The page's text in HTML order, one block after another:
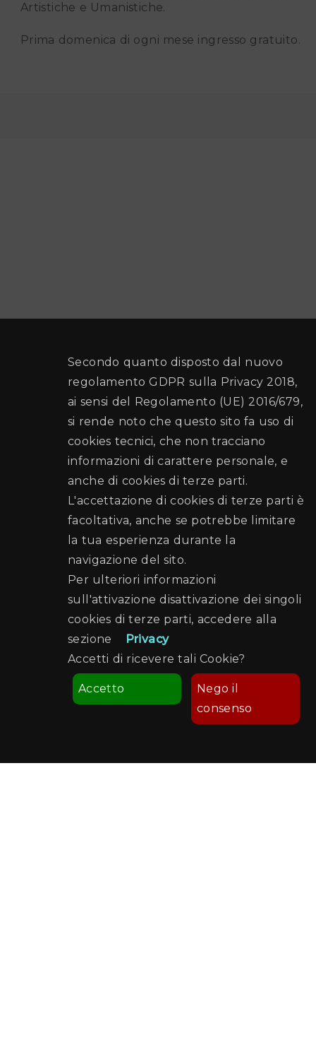
Artistiche e Umanistiche.
Prima domenica di ogni mese ingresso gratuito.
Secondo quanto disposto dal nuovo
regolamento GDPR sulla Privacy 2018,
ai sensi del Regolamento (UE) 2016/679,
si rende noto che questo sito fa uso di
cookies tecnici, che non tracciano
informazioni di carattere personale, e
anche di cookies di terze parti.
L'accettazione di cookies di terze parti è
facoltativa, anche se potrebbe limitare
la tua esperienza durante la
navigazione del sito.
Per ulteriori informazioni
sull'attivazione disattivazione dei singoli
cookies di terze parti, accedere alla
sezione
Privacy
Accetti di ricevere tali Cookie?
Accetto
Nego il
consenso